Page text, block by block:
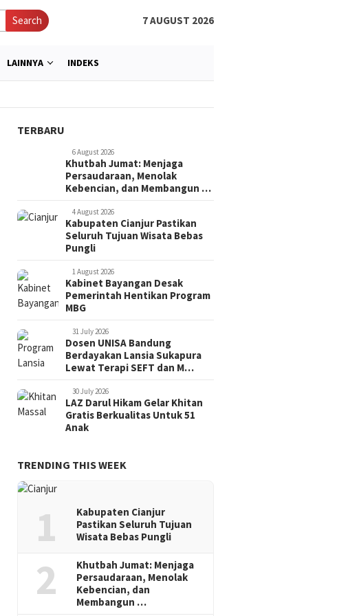
Search 7 AUGUST 2026
LAINNYA INDEKS
TERBARU
6 August 2026
Khutbah Jumat: Menjaga
Persaudaraan, Menolak
Kebencian, dan Membangun …
4 August 2026
Kabupaten Cianjur Pastikan
Seluruh Tujuan Wisata Bebas
Pungli
1 August 2026
Kabinet Bayangan Desak
Pemerintah Hentikan Program
MBG
31 July 2026
Dosen UNISA Bandung
Berdayakan Lansia Sukapura
Lewat Terapi SEFT dan M…
30 July 2026
LAZ Darul Hikam Gelar Khitan
Gratis Berkualitas Untuk 51
Anak
TRENDING THIS WEEK
1
Kabupaten Cianjur
Pastikan Seluruh Tujuan
Wisata Bebas Pungli
2
Khutbah Jumat: Menjaga
Persaudaraan, Menolak
Kebencian, dan
Membangun …